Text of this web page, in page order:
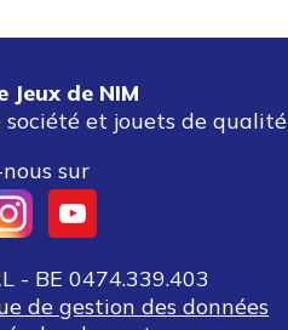
Jeux de NIM
et jouets de qualité
sur
- BE 0474.339.403
de gestion des données